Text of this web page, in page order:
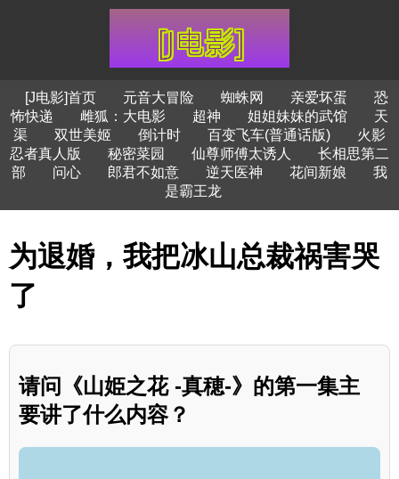
[J电影]首页 元音大冒险 蜘蛛网 亲爱坏蛋
恐
怖快递
雌狐：大电影 超神 姐姐妹妹的武馆
天
渠
双世美姬 倒计时 百变飞车(普通话版)
火影
忍者真人版
秘密菜园 仙尊师傅太诱人
长相思第二
部
问心 郎君不如意 逆天医神 花间新娘
我
是霸王龙
为退婚，我把冰山总裁祸害哭
了
请问《山姫之花 -真穂-》的第一集主
要讲了什么内容？